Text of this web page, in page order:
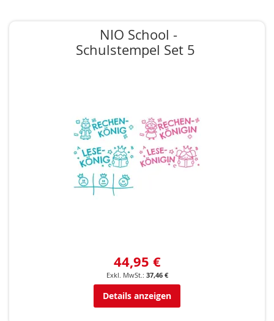
NIO School -
Schulstempel Set 5
44,95 €
37,46 €
Details anzeigen